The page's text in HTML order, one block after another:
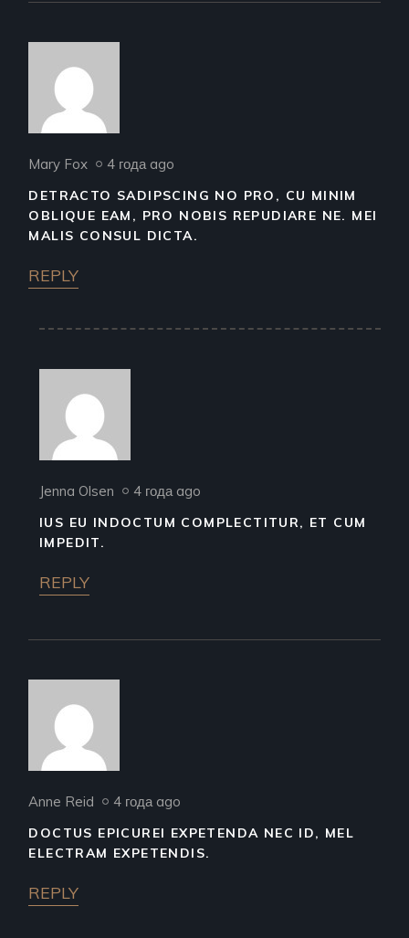
Mary Fox 4 года ago
DETRACTO SADIPSCING NO PRO, CU MINIM
OBLIQUE EAM, PRO NOBIS REPUDIARE NE. MEI
MALIS CONSUL DICTA.
REPLY
Jenna Olsen 4 года ago
IUS EU INDOCTUM COMPLECTITUR, ET CUM
IMPEDIT.
REPLY
Anne Reid 4 года ago
DOCTUS EPICUREI EXPETENDA NEC ID, MEL
ELECTRAM EXPETENDIS.
REPLY